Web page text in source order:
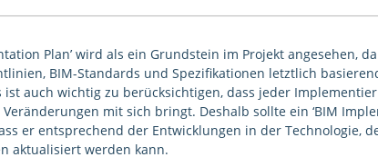
Plan’ wird als ein Grundstein im Projekt angesehen,
BIM-Standards und Spezifikationen letztlich
ist auch wichtig zu berücksichtigen, dass jeder
mit sich bringt. Deshalb sollte ein ‘BIM
er entsprechend der Entwicklungen in der Technologie,
aktualisiert werden kann.